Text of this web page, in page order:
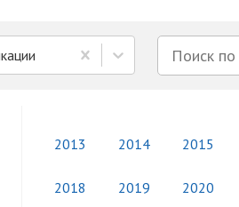
2013 2014 2015
2018 2019 2020